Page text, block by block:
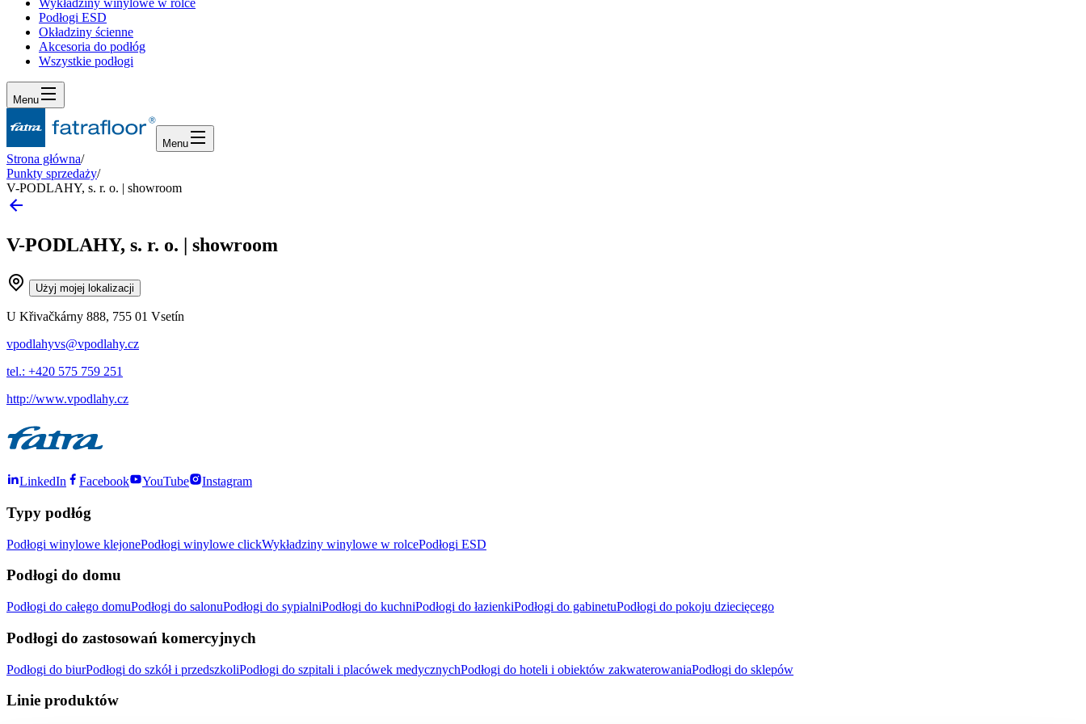
Wykładziny winylowe w rolce
Podłogi ESD
Okładziny ścienne
Akcesoria do podłóg
Wszystkie podłogi
Menu
Menu
Strona główna/
Punkty sprzedaży/
V-PODLAHY, s. r. o. | showroom
V-PODLAHY, s. r. o. | showroom
Użyj mojej lokalizacji
U Křivačkárny 888, 755 01 Vsetín
vpodlahyvs@vpodlahy.cz
tel.: +420 575 759 251
http://www.vpodlahy.cz
LinkedIn Facebook YouTube Instagram
Typy podłóg
Podłogi winylowe klejonePodłogi winylowe clickWykładziny winylowe w rolcePodłogi ESD
Podłogi do domu
Podłogi do całego domuPodłogi do salonuPodłogi do sypialniPodłogi do kuchniPodłogi do łazienkiPodłogi do gabinetuPodłogi do pokoju dziecięcego
Podłogi do zastosowań komercyjnych
Podłogi do biurPodłogi do szkół i przedszkoliPodłogi do szpitali i placówek medycznychPodłogi do hoteli i obiektów zakwaterowaniaPodłogi do sklepów
Linie produktów